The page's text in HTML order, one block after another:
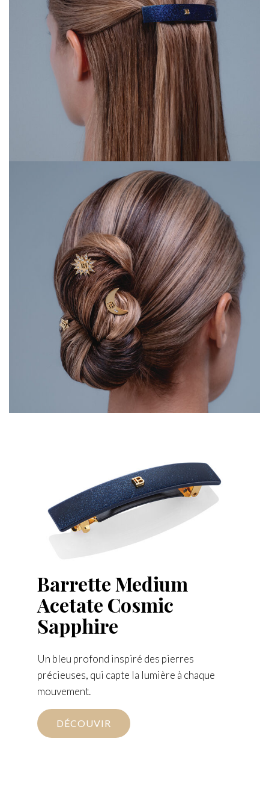
Barrette Medium
Acetate Cosmic
Sapphire
Un bleu profond inspiré des pierres
précieuses, qui capte la lumière à chaque
mouvement.
DÉCOUVIR